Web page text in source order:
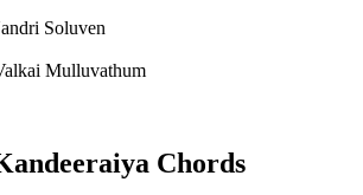
Soluven
Mulluvathum
Chords